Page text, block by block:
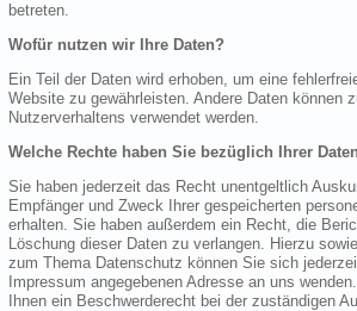
betreten.
Wofür nutzen wir Ihre Daten?
Ein Teil der Daten wird erhoben, um eine
Website zu gewährleisten. Andere Daten können
Nutzerverhaltens verwendet werden.
Welche Rechte haben Sie bezüglich Ihrer
Sie haben jederzeit das Recht unentgeltlich
Empfänger und Zweck Ihrer gespeicherten
erhalten. Sie haben außerdem ein Recht, die
Löschung dieser Daten zu verlangen. Hierzu
zum Thema Datenschutz können Sie sich
Impressum angegebenen Adresse an uns
Ihnen ein Beschwerderecht bei der zuständigen